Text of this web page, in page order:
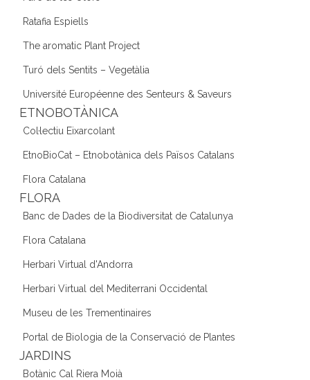
Ratafia Espiells
The aromatic Plant Project
Turó dels Sentits – Vegetàlia
Université Européenne des Senteurs & Saveurs
ETNOBOTÀNICA
Col·lectiu Eixarcolant
EtnoBioCat – Etnobotànica dels Països Catalans
Flora Catalana
FLORA
Banc de Dades de la Biodiversitat de Catalunya
Flora Catalana
Herbari Virtual d'Andorra
Herbari Virtual del Mediterrani Occidental
Museu de les Trementinaires
Portal de Biologia de la Conservació de Plantes
JARDINS
Botànic Cal Riera Moià